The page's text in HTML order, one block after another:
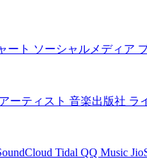
ート ソーシャルメディア
アーティスト 音楽出版社 ラ
Tidal QQ Music